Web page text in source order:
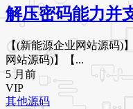
解压密码能力并
【(新能源企业网站源码)
网站源码)】【...
5 月前
VIP
其他源码